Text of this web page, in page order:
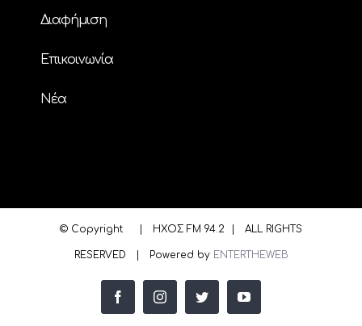
Διαφήμιση
Επικοινωνία
Nέα
© Copyright | ΗΧΟΣ FM 94.2 | ALL RIGHTS
RESERVED | Powered by ENTERTHEWEB
facebookinstagramtwitter youtube